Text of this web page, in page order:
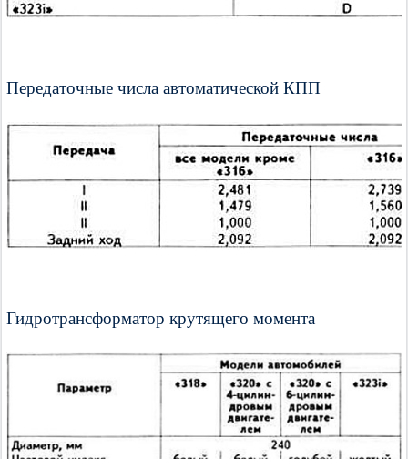
Передаточные числа автоматической КПП
Гидротрансформатор крутящего момента